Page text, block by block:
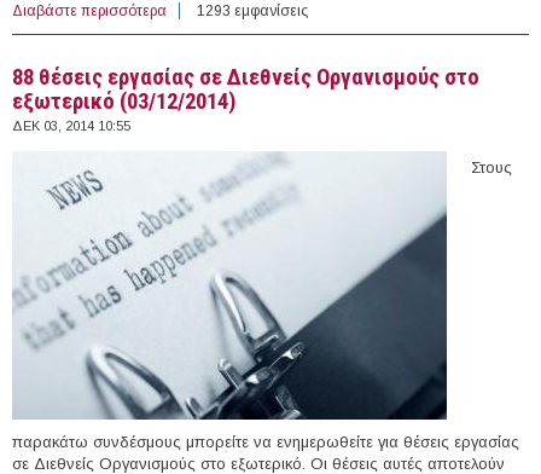
Διαβάστε περισσότερα για Erasmus Student Placement offer from Aquarium
Pula (Croatia)
1293 εμφανίσεις
88 θέσεις εργασίας σε Διεθνείς Οργανισμούς στο
εξωτερικό (03/12/2014)
ΔΕΚ 03, 2014 10:55
Στους
παρακάτω συνδέσμους μπορείτε να ενημερωθείτε για θέσεις εργασίας
σε Διεθνείς Οργανισμούς στο εξωτερικό. Οι θέσεις αυτές αποτελούν